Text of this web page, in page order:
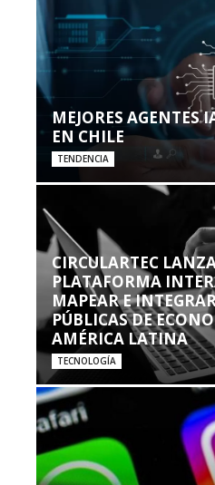
MEJORES AGENTES
EN CHILE
TENDENCIA
CIRCULARTEC
PLATAFORMA
MAPEAR E
PÚBLICAS DE
AMÉRICA LATINA
TECNOLOGÍA